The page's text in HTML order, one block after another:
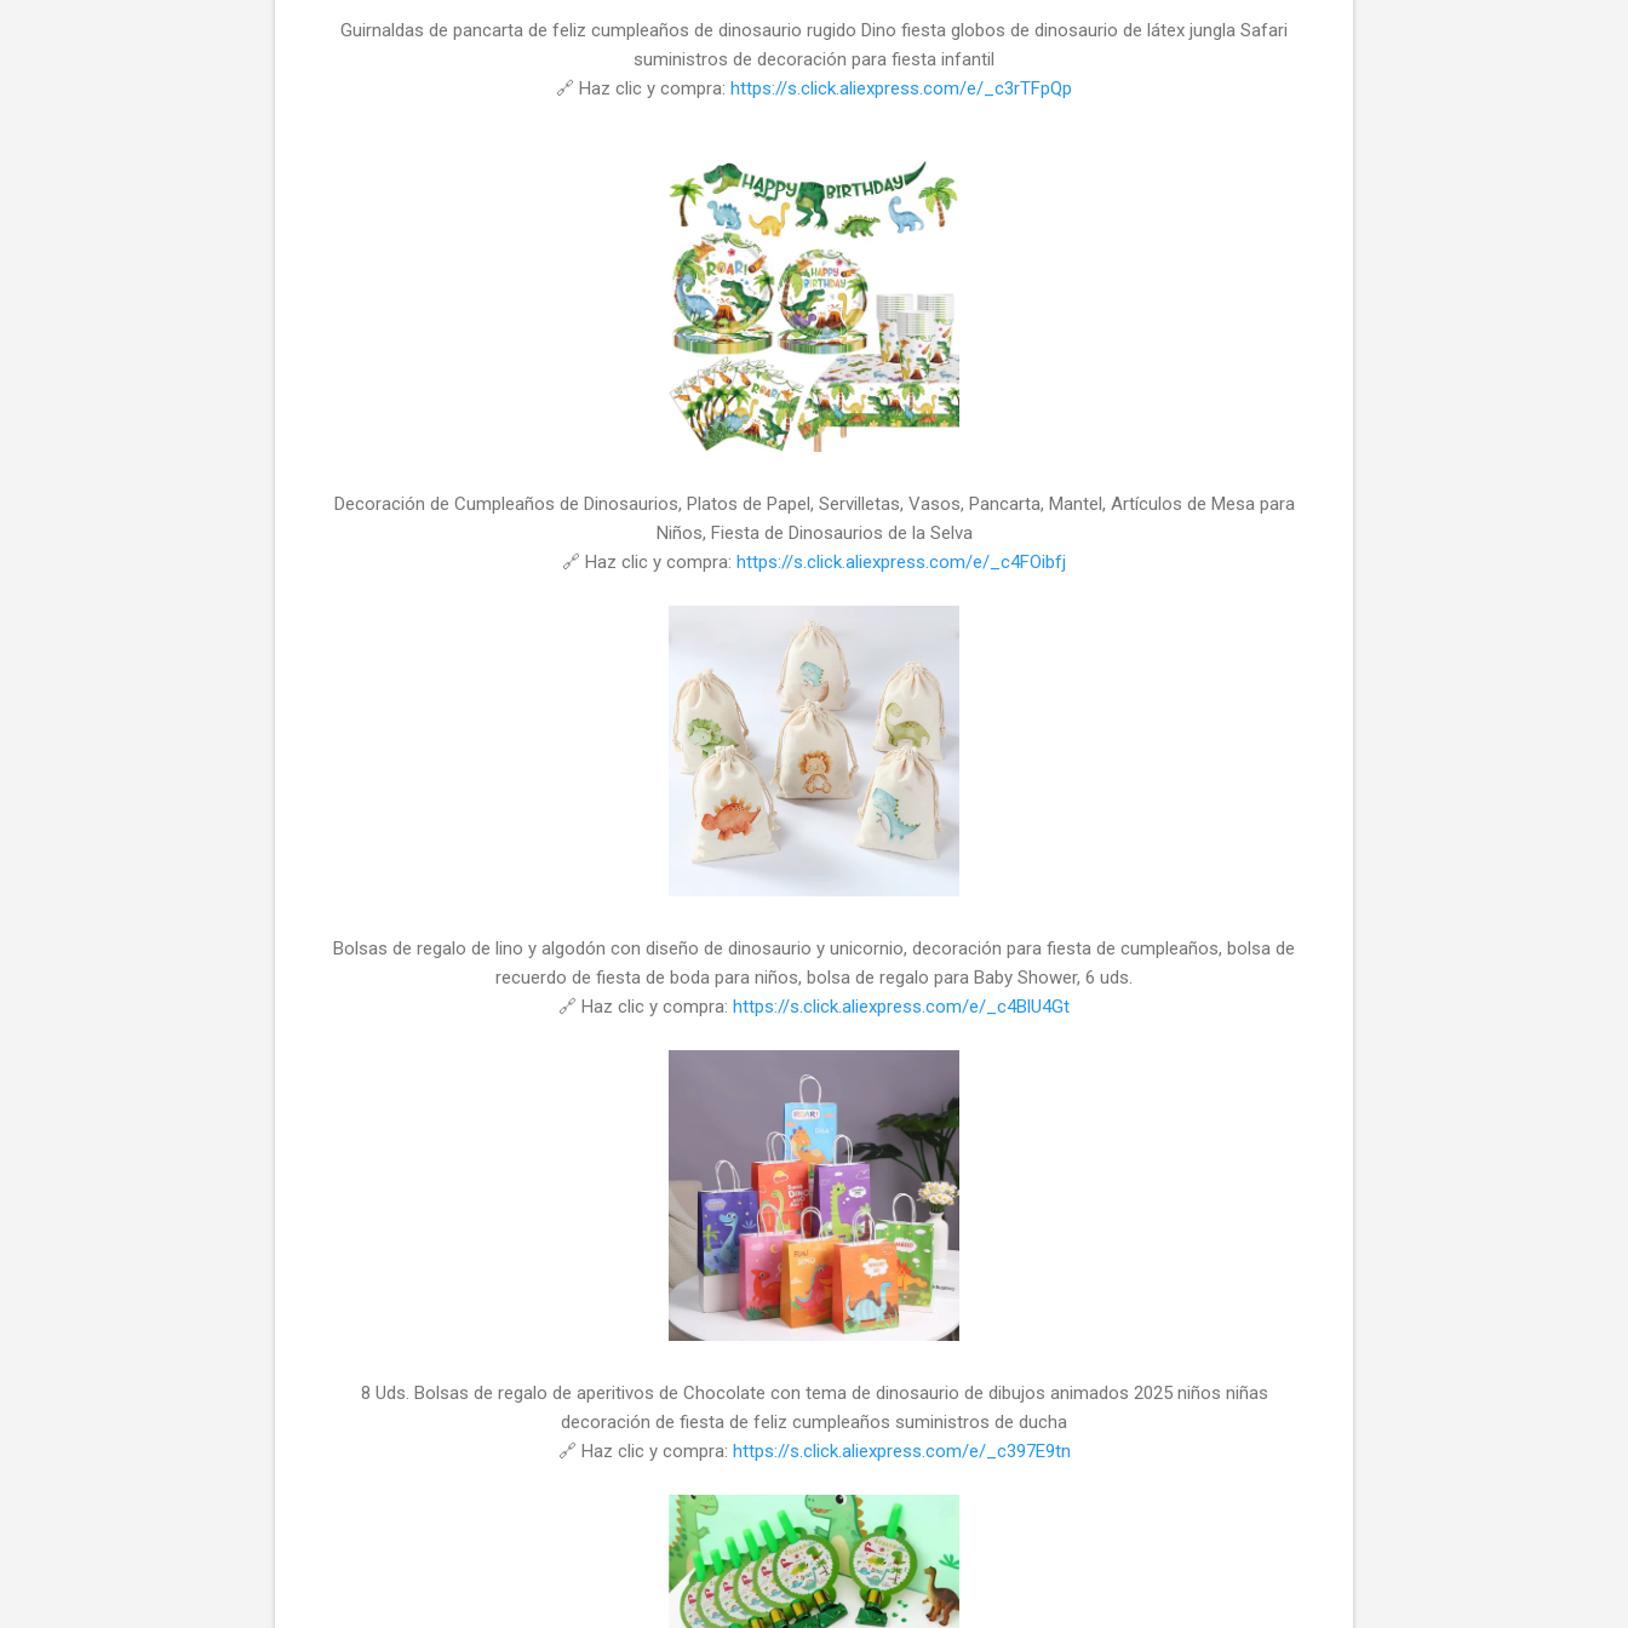
Guirnaldas de pancarta de feliz cumpleaños de dinosaurio rugido Dino fiesta globos de dinosaurio de látex jungla Safari
suministros de decoración para fiesta infantil
🔗 Haz clic y compra: https://s.click.aliexpress.com/e/_c3rTFpQp
Decoración de Cumpleaños de Dinosaurios, Platos de Papel, Servilletas, Vasos, Pancarta, Mantel, Artículos de Mesa para
Niños, Fiesta de Dinosaurios de la Selva
🔗 Haz clic y compra: https://s.click.aliexpress.com/e/_c4FOibfj
Bolsas de regalo de lino y algodón con diseño de dinosaurio y unicornio, decoración para fiesta de cumpleaños, bolsa de
recuerdo de fiesta de boda para niños, bolsa de regalo para Baby Shower, 6 uds.
🔗 Haz clic y compra: https://s.click.aliexpress.com/e/_c4BlU4Gt
8 Uds. Bolsas de regalo de aperitivos de Chocolate con tema de dinosaurio de dibujos animados 2025 niños niñas
decoración de fiesta de feliz cumpleaños suministros de ducha
🔗 Haz clic y compra: https://s.click.aliexpress.com/e/_c397E9tn